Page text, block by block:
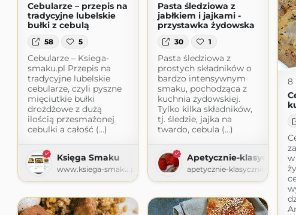
Cebularze – przepis na
tradycyjne lubelskie
bułki z cebulą
58 5
Cebularze – Ksiega-
smaku.pl Przepis na
tradycyjne lubelskie
cebularze, czyli pyszne
mięciutkie bułki
drożdżowe z dużą
ilością przesmażonej
cebulki a całość (...)
Księga Smaku
www.ksiega-smaku.pl
Pasta śledziowa z
jabłkiem i jajkami -
przystawka żydowska
30 1
Pasta śledziowa z
prostych składników o
bardzo intensywnym
smaku, pochodząca z
kuchnia żydowskiej.
Tylko kilka składników,
tj. śledzie, jajka na
twardo, cebula (...)
Apetycznie-klasycznie
apetycznie-klasycznie.pl
8